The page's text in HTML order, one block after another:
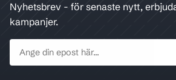
Nyhetsbrev - för senaste nytt,
kampanjer.